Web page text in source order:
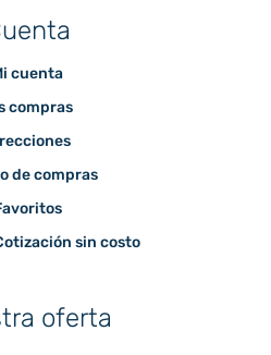
cuenta
compras
de compras
sin costo
oferta